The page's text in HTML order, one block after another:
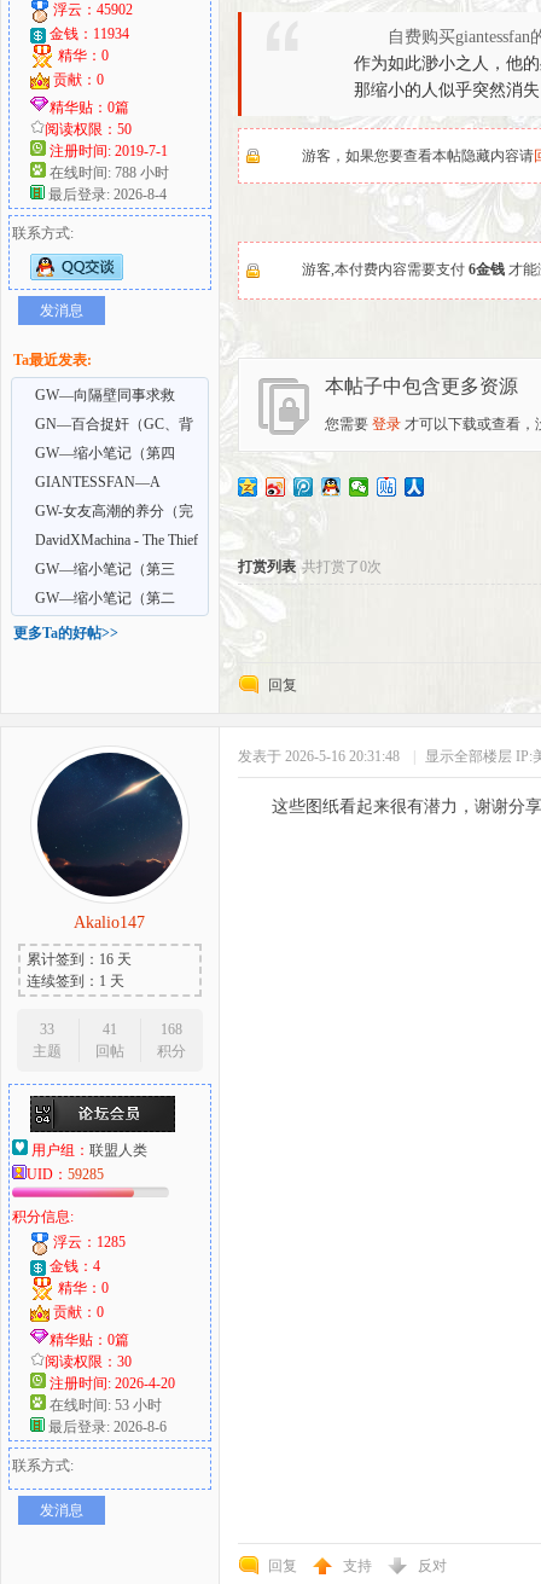
好
浮云：45902
金钱：11934
精华：0
贡献：0
精华贴：0篇
阅读权限：50
注册时间: 2019-7-1
在线时间: 788 小时
最后登录: 2026-8-4
联系方式:
发消息
Ta最近发表:
GW—向隔壁同事求救
却…(GC)
GN—百合捉奸（GC、背
叛）
GW—缩小笔记（第四
部）GC、GTS、乱伦、sm
GIANTESSFAN—A
Goddess of Law 8
GW-女友高潮的养分（完
结）GC/绿帽、舔狗
DavidXMachina - The Thief
1-3
GW—缩小笔记（第三
部）GC、GT、GTS、乱伦
GW—缩小笔记（第二
部）GC、GT、GTS
更多Ta的好帖>>
自费购买giantessfan
作为如此渺小之人，他
那缩小的人似乎突然消
游客，如果您要查看本帖隐藏内容请
游客,本付费内容需要支付 6金钱 才能
本帖子中包含更多资源
您需要 登录 才可以下载或查看，
打赏列表 共打赏了0次
回复
Akalio147
累计签到：16 天
连续签到：1 天
33
主题
41
回帖
168
积分
用户组： 联盟人类
UID： 59285
积分信息:
浮云：1285
金钱：4
精华：0
贡献：0
精华贴：0篇
阅读权限：30
注册时间: 2026-4-20
在线时间: 53 小时
最后登录: 2026-8-6
联系方式:
发消息
发表于 2026-5-16 20:31:48 显示全部楼层 IP:
这些图纸看起来很有潜力，谢谢分
回复 支持 反对